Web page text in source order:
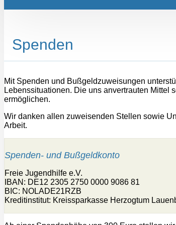
Spenden
Mit Spenden und Bußgeldzuweisungen
Lebenssituationen. Die uns anvertrauten Mittel
ermöglichen.
Wir danken allen zuweisenden Stellen sowie
Arbeit.
Spenden- und Bußgeldkonto
Freie Jugendhilfe e.V.
IBAN: DE12 2305 2750 0000 9086 81
BIC: NOLADE21RZB
Kreditinstitut: Kreissparkasse Herzogtum